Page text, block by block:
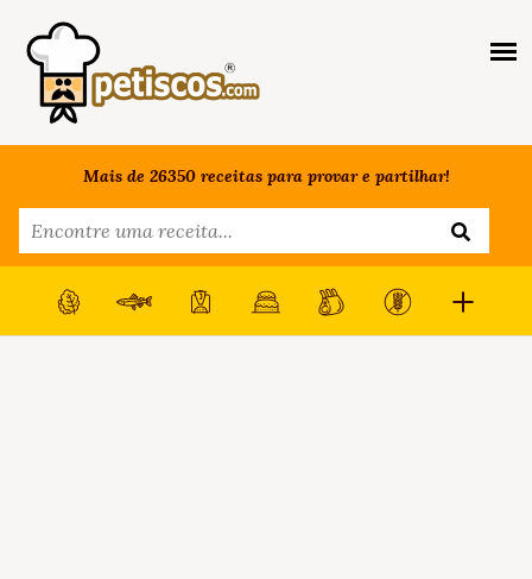
Mais de 26350 receitas para provar e partilhar!